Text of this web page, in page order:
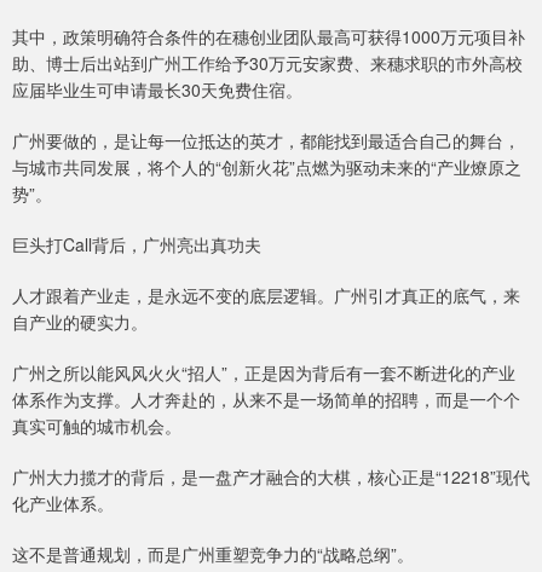
其中，政策明确符合条件的在穗创业团队最高可获得1000万元项目补
助、博士后出站到广州工作给予30万元安家费、来穗求职的市外高校
应届毕业生可申请最长30天免费住宿。
广州要做的，是让每一位抵达的英才，都能找到最适合自己的舞台，
与城市共同发展，将个人的“创新火花”点燃为驱动未来的“产业燎原之
势”。
巨头打Call背后，广州亮出真功夫
人才跟着产业走，是永远不变的底层逻辑。广州引才真正的底气，来
自产业的硬实力。
广州之所以能风风火火“招人”，正是因为背后有一套不断进化的产业
体系作为支撑。人才奔赴的，从来不是一场简单的招聘，而是一个个
真实可触的城市机会。
广州大力揽才的背后，是一盘产才融合的大棋，核心正是“12218”现代
化产业体系。
这不是普通规划，而是广州重塑竞争力的“战略总纲”。